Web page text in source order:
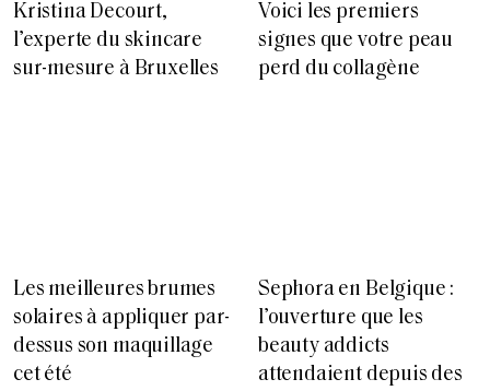
Kristina Decourt,
l’experte du skincare
sur-mesure à Bruxelles
Voici les premiers
signes que votre peau
perd du collagène
Les meilleures brumes
solaires à appliquer par-
dessus son maquillage
cet été
Sephora en Belgique :
l’ouverture que les
beauty addicts
attendaient depuis des